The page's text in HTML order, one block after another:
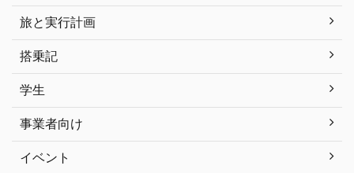
旅と実行計画
搭乗記
学生
事業者向け
イベント